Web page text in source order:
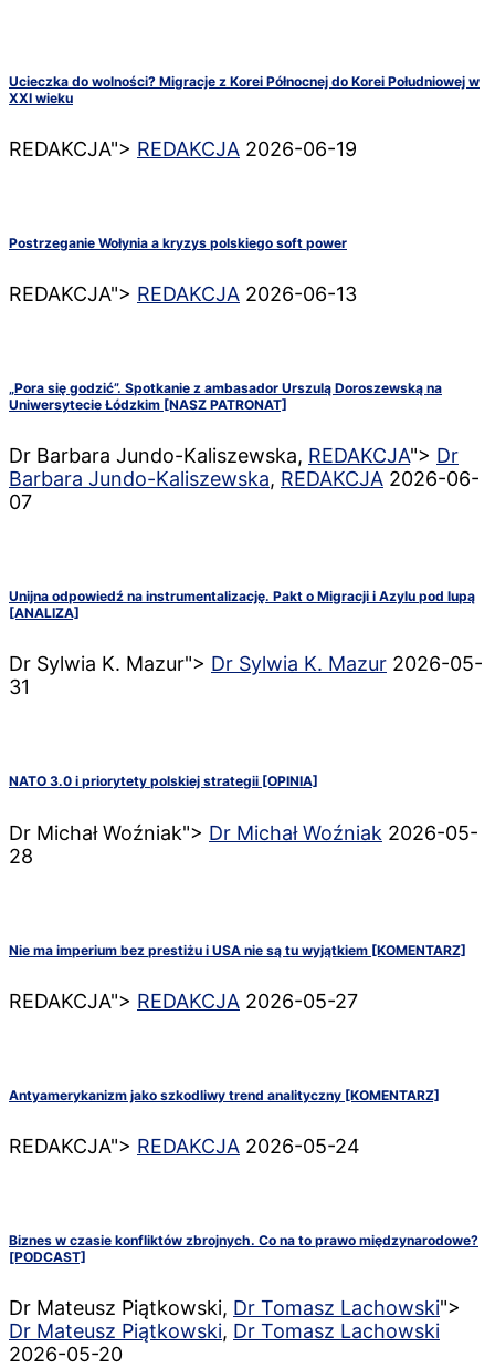
Ucieczka do wolności? Migracje z Korei Północnej do Korei Południowej w
XXI wieku
REDAKCJA"> REDAKCJA 2026-06-19
Postrzeganie Wołynia a kryzys polskiego soft power
REDAKCJA"> REDAKCJA 2026-06-13
„Pora się godzić”. Spotkanie z ambasador Urszulą Doroszewską na
Uniwersytecie Łódzkim [NASZ PATRONAT]
Dr Barbara Jundo-Kaliszewska, REDAKCJA"> Dr
Barbara Jundo-Kaliszewska, REDAKCJA 2026-06-
07
Unijna odpowiedź na instrumentalizację. Pakt o Migracji i Azylu pod lupą
[ANALIZA]
Dr Sylwia K. Mazur"> Dr Sylwia K. Mazur 2026-05-
31
NATO 3.0 i priorytety polskiej strategii [OPINIA]
Dr Michał Woźniak"> Dr Michał Woźniak 2026-05-
28
Nie ma imperium bez prestiżu i USA nie są tu wyjątkiem [KOMENTARZ]
REDAKCJA"> REDAKCJA 2026-05-27
Antyamerykanizm jako szkodliwy trend analityczny [KOMENTARZ]
REDAKCJA"> REDAKCJA 2026-05-24
Biznes w czasie konfliktów zbrojnych. Co na to prawo międzynarodowe?
[PODCAST]
Dr Mateusz Piątkowski, Dr Tomasz Lachowski">
Dr Mateusz Piątkowski, Dr Tomasz Lachowski
2026-05-20